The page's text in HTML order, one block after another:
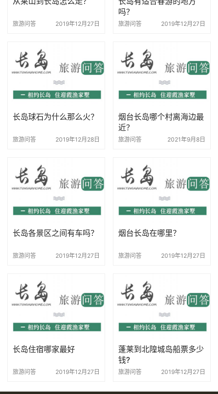
旅游问答 2019年12月27日
吗？
旅游问答 2019年12月27日
长岛球石为什么那么火？
旅游问答 2019年12月28日
烟台长岛哪个村离海边最
近？
旅游问答 2021年9月8日
长岛各景区之间有车吗？
旅游问答 2019年12月27日
烟台长岛在哪里？
旅游问答 2019年12月27日
长岛住宿哪家最好
旅游问答 2019年12月27日
蓬莱到北隍城岛船票多少
钱?
旅游问答 2019年12月27日